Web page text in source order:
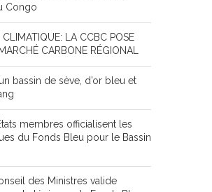
Congo
LA CCBC POSE
CARBONE RÉGIONAL
bassin de sève, d’or bleu et
membres officialisent les
du Fonds Bleu pour le Bassin
des Ministres valide